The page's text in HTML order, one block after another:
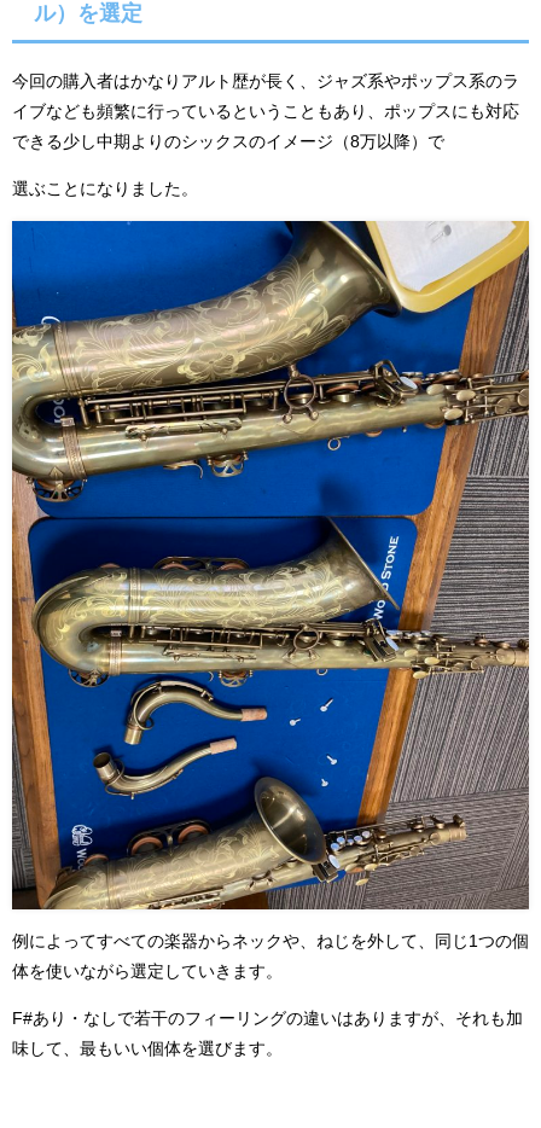
ル）を選定
今回の購入者はかなりアルト歴が長く、ジャズ系やポップス系のラ
イブなども頻繁に行っているということもあり、ポップスにも対応
できる少し中期よりのシックスのイメージ（8万以降）で
選ぶことになりました。
例によってすべての楽器からネックや、ねじを外して、同じ1つの個
体を使いながら選定していきます。
F#あり・なしで若干のフィーリングの違いはありますが、それも加
味して、最もいい個体を選びます。